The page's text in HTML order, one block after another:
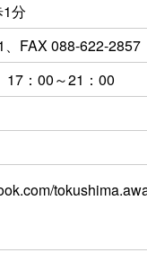
分
FAX 088-622-2857
17：00～21：00